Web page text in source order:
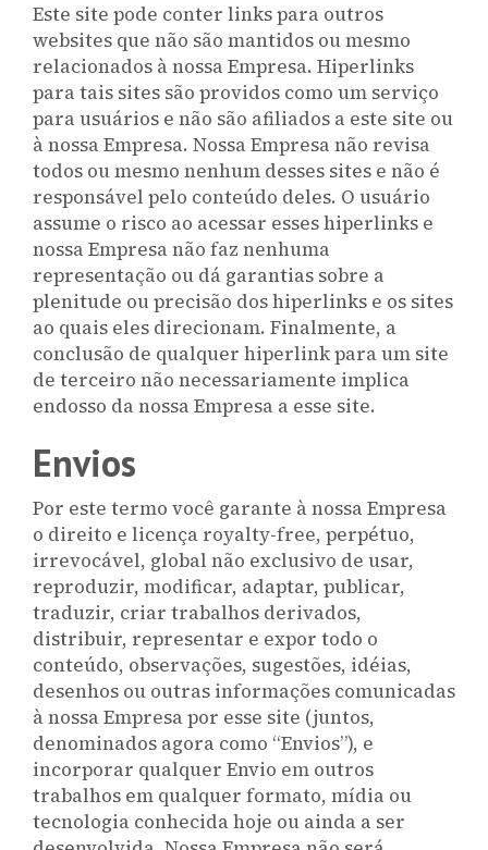
Este site pode conter links para outros
websites que não são mantidos ou mesmo
relacionados à nossa Empresa. Hiperlinks
para tais sites são providos como um serviço
para usuários e não são afiliados a este site ou
à nossa Empresa. Nossa Empresa não revisa
todos ou mesmo nenhum desses sites e não é
responsável pelo conteúdo deles. O usuário
assume o risco ao acessar esses hiperlinks e
nossa Empresa não faz nenhuma
representação ou dá garantias sobre a
plenitude ou precisão dos hiperlinks e os sites
ao quais eles direcionam. Finalmente, a
conclusão de qualquer hiperlink para um site
de terceiro não necessariamente implica
endosso da nossa Empresa a esse site.
Envios
Por este termo você garante à nossa Empresa
o direito e licença royalty-free, perpétuo,
irrevocável, global não exclusivo de usar,
reproduzir, modificar, adaptar, publicar,
traduzir, criar trabalhos derivados,
distribuir, representar e expor todo o
conteúdo, observações, sugestões, idéias,
desenhos ou outras informações comunicadas
à nossa Empresa por esse site (juntos,
denominados agora como “Envios”), e
incorporar qualquer Envio em outros
trabalhos em qualquer formato, mídia ou
tecnologia conhecida hoje ou ainda a ser